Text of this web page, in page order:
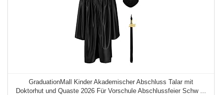
GraduationMall Kinder Akademischer Abschluss Talar mit
Doktorhut und Quaste 2026 Für Vorschule Abschlussfeier Schw ...